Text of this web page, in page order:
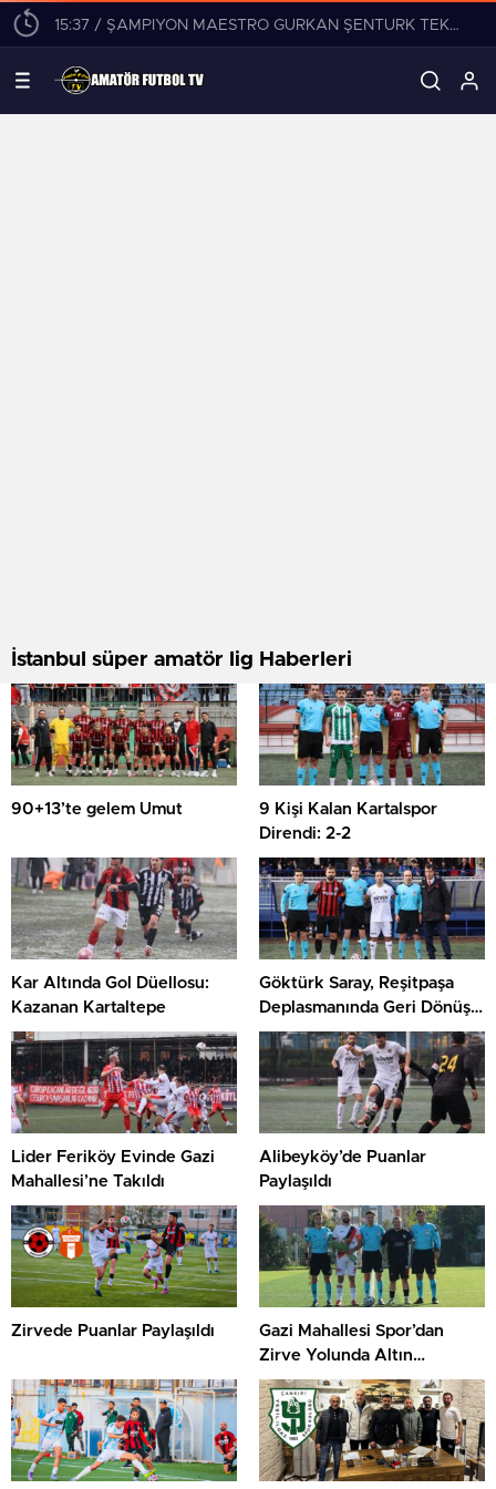
15:37 / ŞAMPİYON MAESTRO GÜRKAN ŞENTÜRK TEKLİFLERİ DEĞERLENDİRİYOR!
İstanbul süper amatör lig Haberleri
90+13’te gelem Umut
9 Kişi Kalan Kartalspor
Direndi: 2-2
Kar Altında Gol Düellosu:
Kazanan Kartaltepe
Göktürk Saray, Reşitpaşa
Deplasmanında Geri Dönüşle
Kazandı
Lider Feriköy Evinde Gazi
Mahallesi’ne Takıldı
Alibeyköy’de Puanlar
Paylaşıldı
Zirvede Puanlar Paylaşıldı
Gazi Mahallesi Spor’dan
Zirve Yolunda Altın
Değerinde Üç Puan